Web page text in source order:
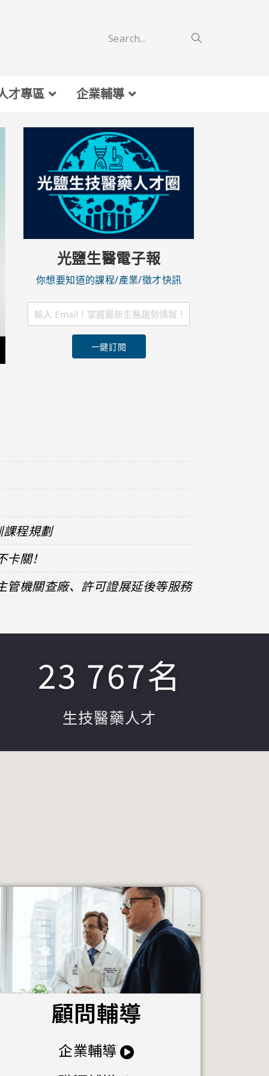
Search...
才專區 企業輔導
光鹽生醫電子報
你想要知道的課程/產業/徵才快訊
一鍵訂閱
程規劃
關！
管機關查廠、許可證展延後等服務
生技醫藥人才
23 767名
顧問輔導
企業輔導